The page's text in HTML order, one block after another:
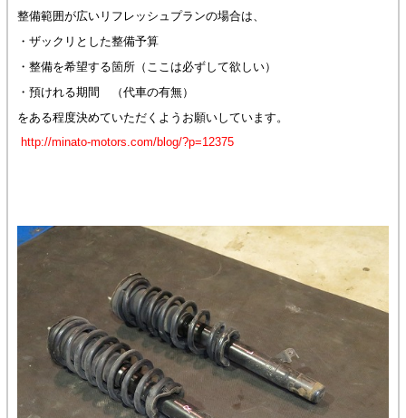
整備範囲が広いリフレッシュプランの場合は、
・ザックリとした整備予算
・整備を希望する箇所（ここは必ずして欲しい）
・預けれる期間 （代車の有無）
をある程度決めていただくようお願いしています。
http://minato-motors.com/blog/?p=12375